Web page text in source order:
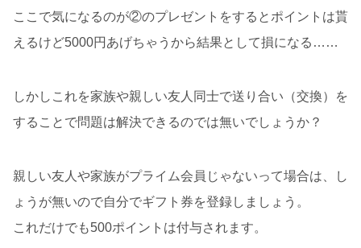
ここで気になるのが②のプレゼントをするとポイントは貰
えるけど5000円あげちゃうから結果として損になる……
しかしこれを家族や親しい友人同士で送り合い（交換）を
することで問題は解決できるのでは無いでしょうか？
親しい友人や家族がプライム会員じゃないって場合は、し
ょうが無いので自分でギフト券を登録しましょう。
これだけでも500ポイントは付与されます。